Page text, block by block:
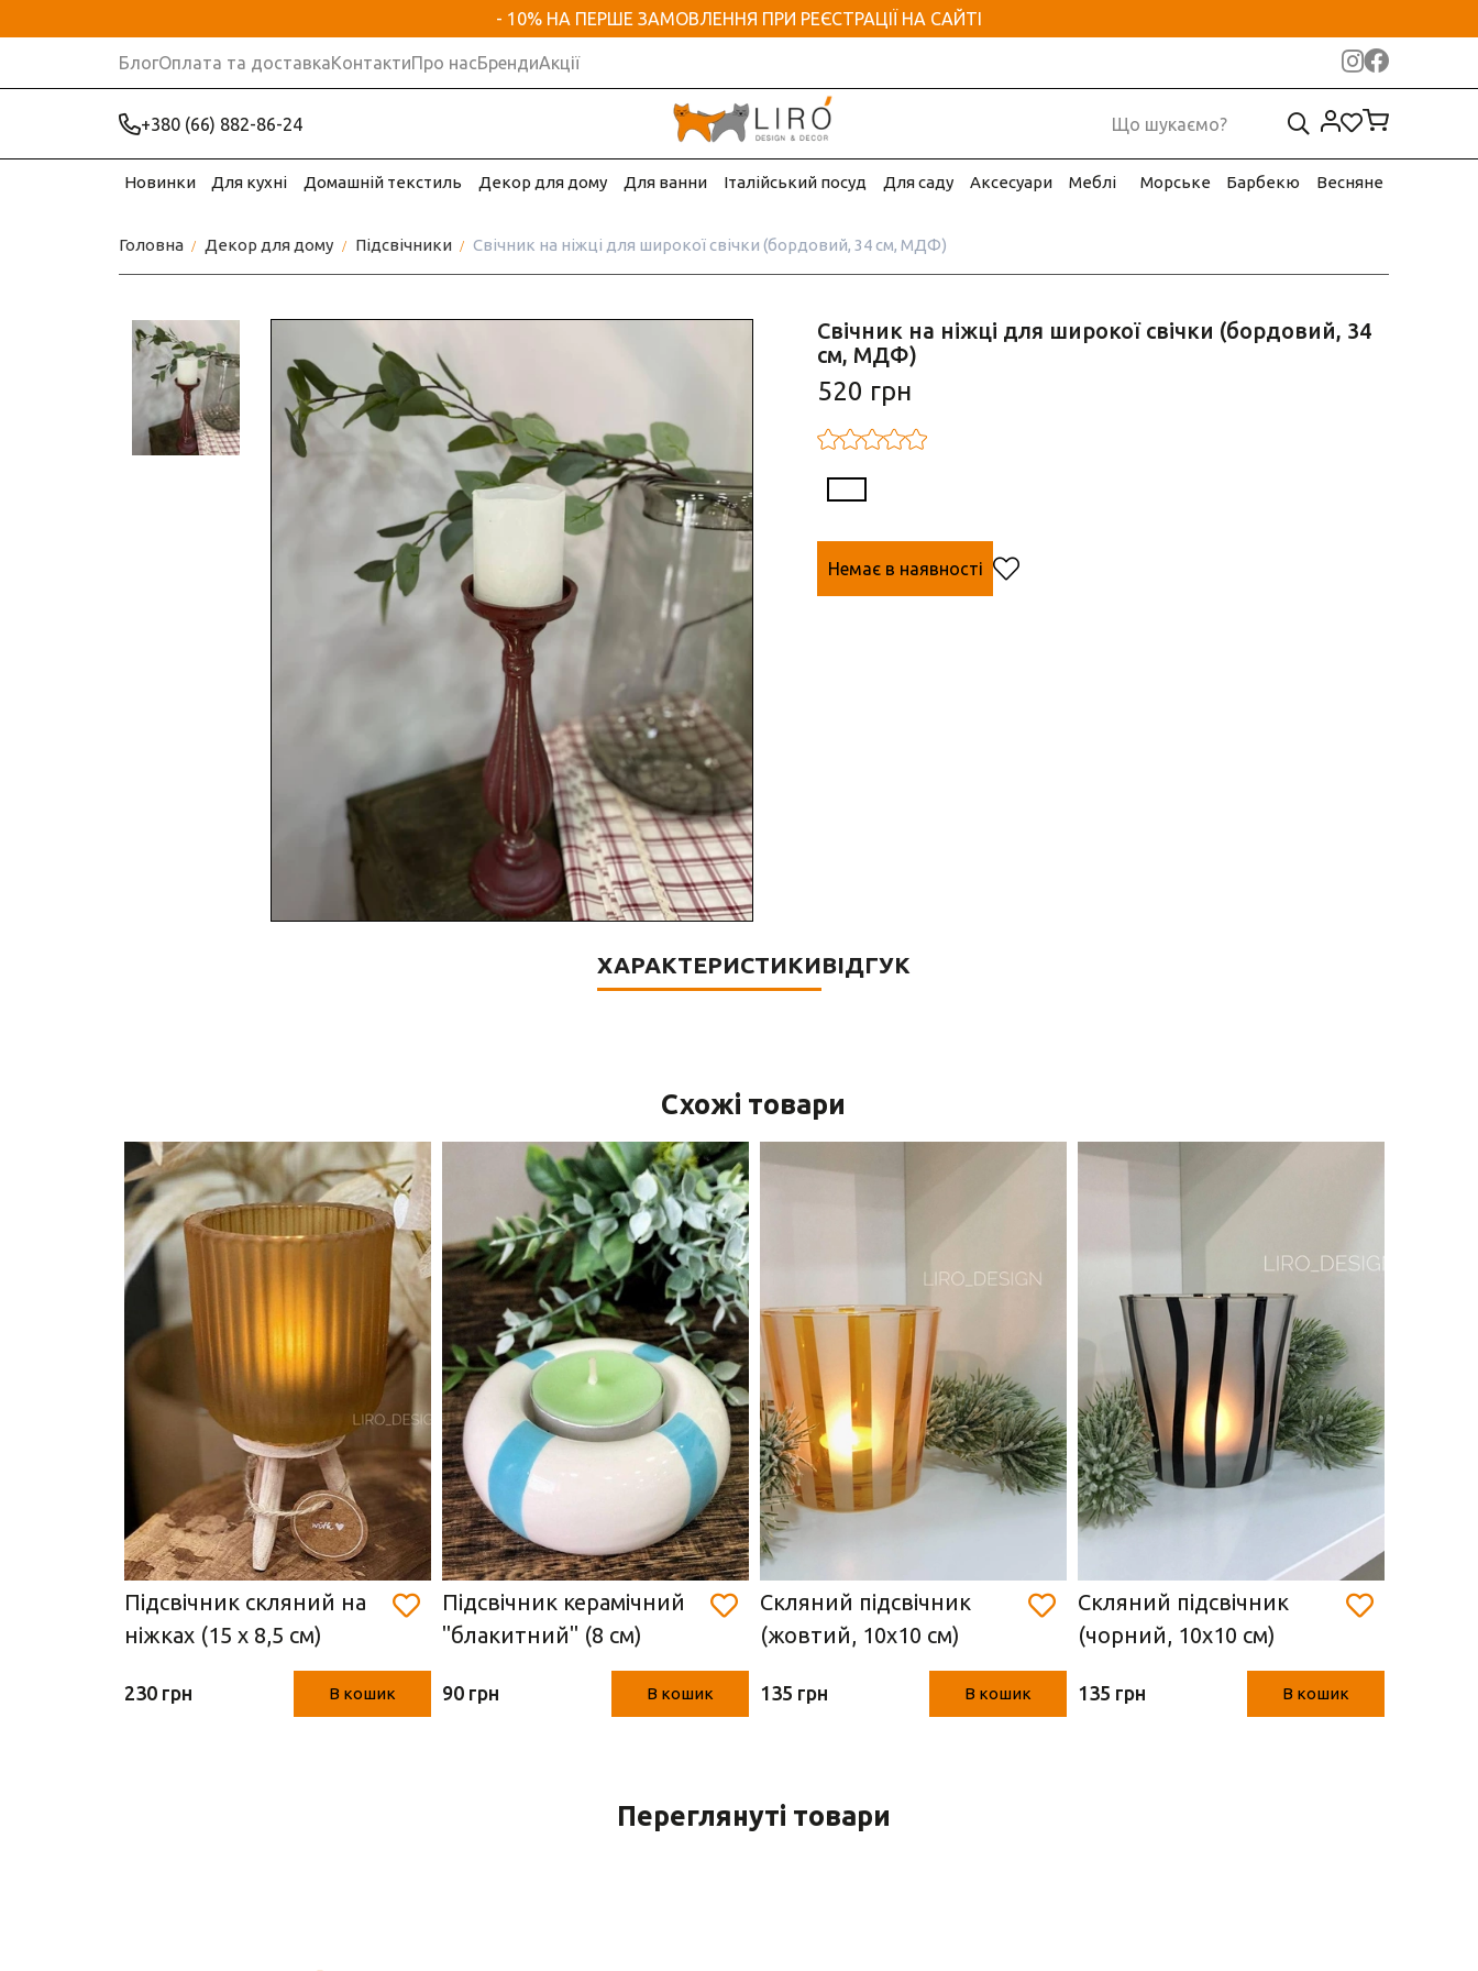
- 10% НА ПЕРШЕ ЗАМОВЛЕННЯ ПРИ РЕЄСТРАЦІЇ НА САЙТІ
БлогОплата та доставкаКонтактиПро насБрендиАкції
+380 (66) 882-86-24
Новинки Для кухні Домашній текстиль Декор для дому Для ванни Італійський посуд Для саду Аксесуари Меблі Морське Барбекю Весняне
Головна Декор для дому Підсвічники Свічник на ніжці для широкої свічки (бордовий, 34 см, МДФ)
Свічник на ніжці для широкої свічки (бордовий, 34
см, МДФ)
520 грн
Немає в наявності
ХАРАКТЕРИСТИКИВІДГУК
Схожі товари
Підсвічник скляний на
ніжках (15 х 8,5 см)
230 грн В кошик
Підсвічник керамічний
"блакитний" (8 см)
90 грн В кошик
Скляний підсвічник
(жовтий, 10х10 см)
135 грн В кошик
Скляний підсвічник
(чорний, 10х10 см)
135 грн В кошик
Переглянуті товари